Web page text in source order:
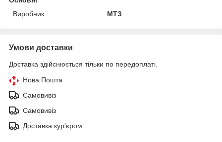
Виробник
МТЗ
Умови доставки
Доставка здійснюється тільки по передоплаті.
Нова Пошта
Самовивіз
Самовивіз
Доставка кур'єром